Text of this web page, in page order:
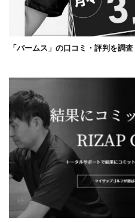
「パームス」の口コミ・評判を調